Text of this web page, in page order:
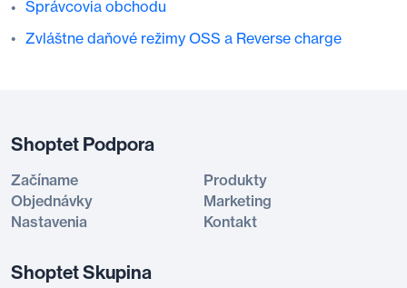
Správcovia obchodu
Zvláštne daňové režimy OSS a Reverse charge
Shoptet Podpora
Začíname
Produkty
Objednávky
Marketing
Nastavenia
Kontakt
Shoptet Skupina